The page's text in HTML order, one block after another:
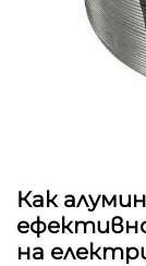
Как
на